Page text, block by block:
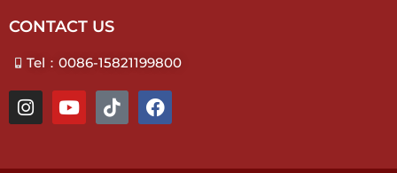
CONTACT US
Tel：0086-15821199800
I
n
Y
o
T
i
F
a